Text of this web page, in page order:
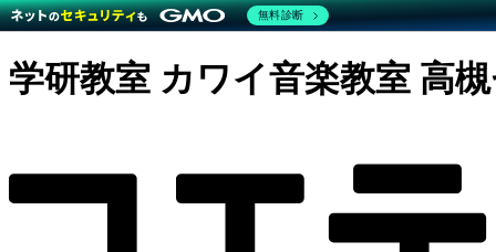
学研教室 カワイ音楽教室 高
無料診断